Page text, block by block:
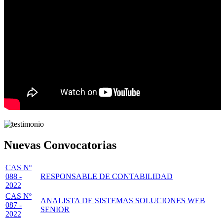
Nuevas Convocatorias
CAS Nº
088 -
2022
RESPONSABLE DE CONTABILIDAD
CAS Nº
087 -
2022
ANALISTA DE SISTEMAS SOLUCIONES WEB
SENIOR